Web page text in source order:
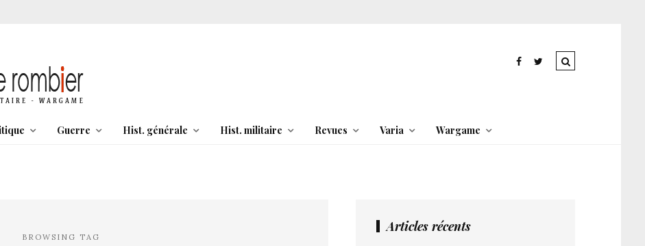
Guerre Hist. générale Hist. militaire Revues Varia Wargame
BROWSING TAG
Articles récents